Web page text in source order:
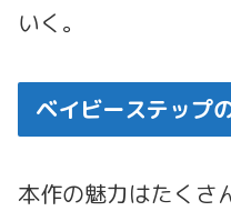
いく。
ベイビーステップ
本作の魅力はたくさ